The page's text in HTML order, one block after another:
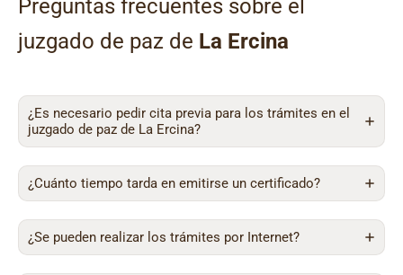
Preguntas frecuentes sobre el
juzgado de paz de La Ercina
¿Es necesario pedir cita previa para los trámites en el
juzgado de paz de La Ercina?
¿Cuánto tiempo tarda en emitirse un certificado?
¿Se pueden realizar los trámites por Internet?